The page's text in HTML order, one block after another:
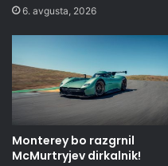
6. avgusta, 2026
Monterey bo razgrnil
McMurtryjev dirkalnik!